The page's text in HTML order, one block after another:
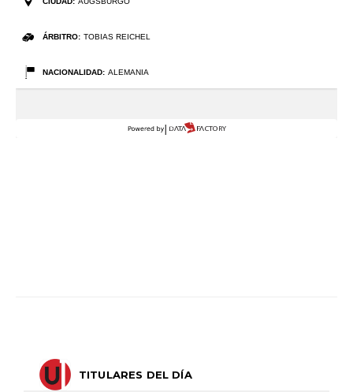
TITULARES DEL DÍA